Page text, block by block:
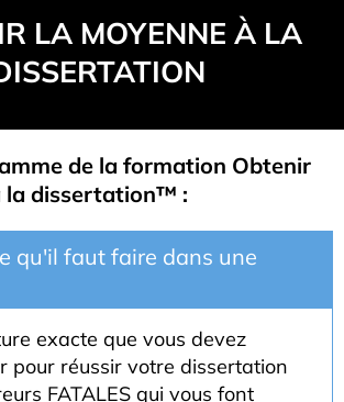
LA MOYENNE À LA
de la formation Obtenir
la dissertation™ :
qu'il faut faire dans une
exacte que vous devez
pour réussir votre dissertation
FATALES qui vous font